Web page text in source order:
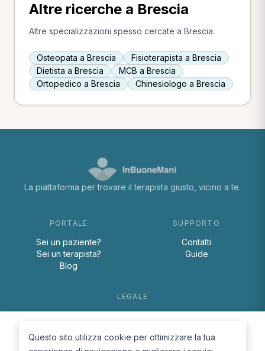
Altre ricerche a Brescia
Altre specializzazioni spesso cercate a Brescia.
Osteopata a Brescia
Fisioterapista a Brescia
Dietista a Brescia
MCB a Brescia
Ortopedico a Brescia
Chinesiologo a Brescia
La piattaforma per trovare il terapista giusto, vicino a te.
PORTALE
Sei un paziente?
Sei un terapista?
Blog
SUPPORTO
Contatti
Guide
LEGALE
Cookie Policy
Questo sito utilizza cookie per ottimizzare la tua